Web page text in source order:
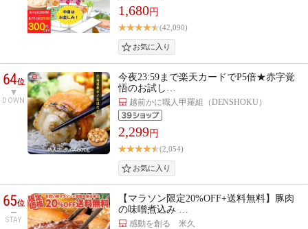
1,680円
(42,090)
64位
DOWN
今夜23:59まで楽天カードでP5倍★赤字覚
悟のお試し…
越前かに職人甲羅組（DENSHOKU）
2,299円
(2,054)
65位
STAY
【マラソン限定20%OFF+送料無料】豚肉
の味噌煮込み …
感動を創る 米久